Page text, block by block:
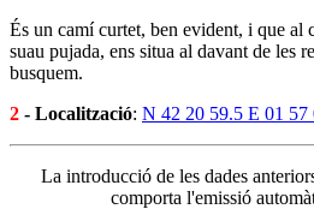
És un camí curtet, ben evident, i que al
suau pujada, ens situa al davant de les
busquem.
2 - Localització: N 42 20 59.5 E 01 57
La introducció de les dades
comporta l'emissió